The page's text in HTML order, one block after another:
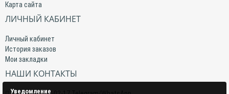
Карта сайта
ЛИЧНЫЙ КАБИНЕТ
Личный кабинет
История заказов
Мои закладки
НАШИ КОНТАКТЫ
Уведомление